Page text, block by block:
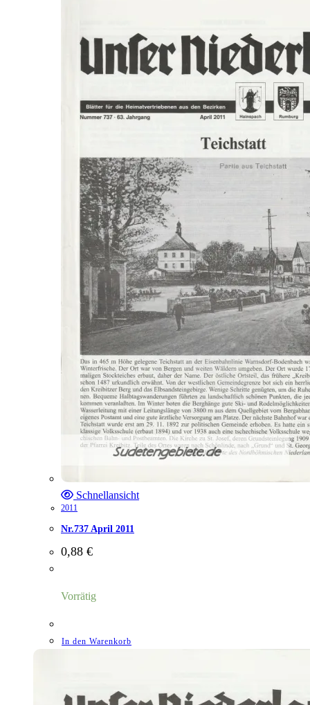
Schnellansicht
2011
Nr.737 April 2011
0,88 €
Vorrätig
In den Warenkorb